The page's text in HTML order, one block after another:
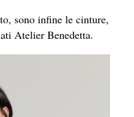
sono infine le cinture,
Atelier Benedetta.